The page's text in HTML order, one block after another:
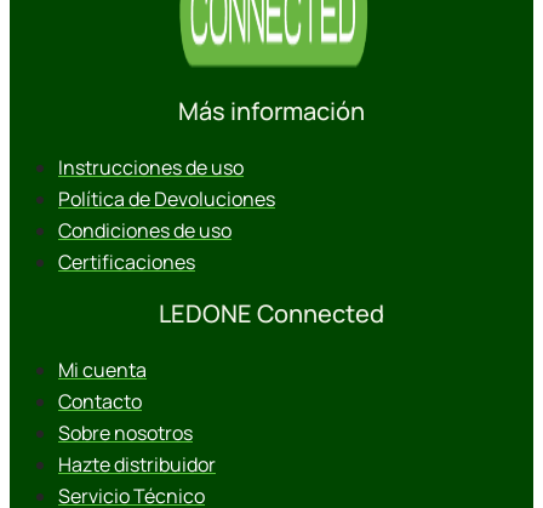
Más información
Instrucciones de uso
Política de Devoluciones
Condiciones de uso
Certificaciones
LEDONE Connected
Mi cuenta
Contacto
Sobre nosotros
Hazte distribuidor
Servicio Técnico